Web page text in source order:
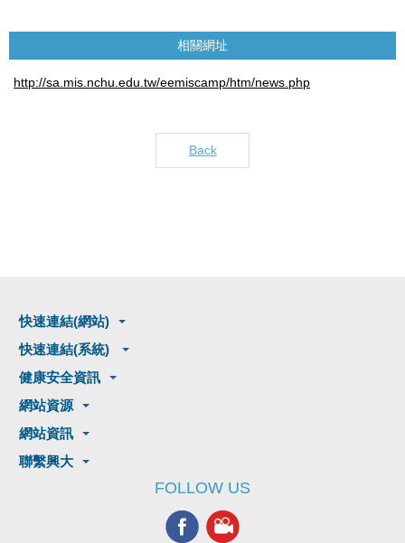
相關網址
http://sa.mis.nchu.edu.tw/eemiscamp/htm/news.php
Back
快速連結(網站)
快速連結(系統)
健康安全資訊
網站資源
網站資訊
聯繫興大
FOLLOW US